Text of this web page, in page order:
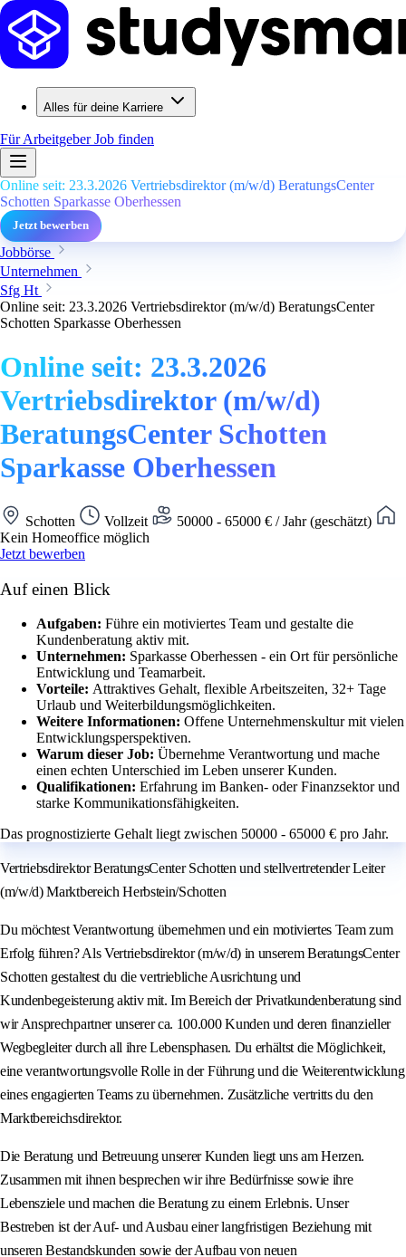
Alles für deine Karriere
Für ArbeitgeberJob finden
Online seit: 23.3.2026 Vertriebsdirektor (m/w/d) BeratungsCenter
Schotten Sparkasse Oberhessen
Jetzt bewerben
Jobbörse
Unternehmen
Sfg Ht
Online seit: 23.3.2026 Vertriebsdirektor (m/w/d) BeratungsCenter
Schotten Sparkasse Oberhessen
Online seit: 23.3.2026
Vertriebsdirektor (m/w/d)
BeratungsCenter Schotten
Sparkasse Oberhessen
Schotten Vollzeit
50000 - 65000 € / Jahr (geschätzt)
Kein Homeoffice möglich
Jetzt bewerben
Auf einen Blick
Aufgaben: Führe ein motiviertes Team und gestalte die
Kundenberatung aktiv mit.
Unternehmen: Sparkasse Oberhessen - ein Ort für persönliche
Entwicklung und Teamarbeit.
Vorteile: Attraktives Gehalt, flexible Arbeitszeiten, 32+ Tage
Urlaub und Weiterbildungsmöglichkeiten.
Weitere Informationen: Offene Unternehmenskultur mit vielen
Entwicklungsperspektiven.
Warum dieser Job: Übernehme Verantwortung und mache
einen echten Unterschied im Leben unserer Kunden.
Qualifikationen: Erfahrung im Banken- oder Finanzsektor und
starke Kommunikationsfähigkeiten.
Das prognostizierte Gehalt liegt zwischen 50000 - 65000 € pro Jahr.
Vertriebsdirektor BeratungsCenter Schotten und stellvertretender Leiter
(m/w/d) Marktbereich Herbstein/Schotten
Du möchtest Verantwortung übernehmen und ein motiviertes Team zum
Erfolg führen? Als Vertriebsdirektor (m/w/d) in unserem BeratungsCenter
Schotten gestaltest du die vertriebliche Ausrichtung und
Kundenbegeisterung aktiv mit. Im Bereich der Privatkundenberatung sind
wir Ansprechpartner unserer ca. 100.000 Kunden und deren finanzieller
Wegbegleiter durch all ihre Lebensphasen. Du erhältst die Möglichkeit,
eine verantwortungsvolle Rolle in der Führung und die Weiterentwicklung
eines engagierten Teams zu übernehmen. Zusätzliche vertritts du den
Marktbereichsdirektor.
Die Beratung und Betreuung unserer Kunden liegt uns am Herzen.
Zusammen mit ihnen besprechen wir ihre Bedürfnisse sowie ihre
Lebensziele und machen die Beratung zu einem Erlebnis. Unser
Bestreben ist der Auf- und Ausbau einer langfristigen Beziehung mit
unseren Bestandskunden sowie der Aufbau von neuen